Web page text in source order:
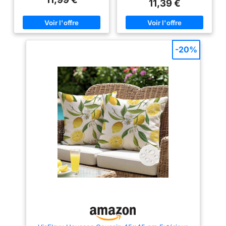
pour Salon Canapé
cm, 45 x 45 cm, 50 x 50 cm, 30
x 50 cm 【Design original】
Housses de coussin d'extérieur
à vos coussins et apporte une
touche de fraîcheur à votre
décoration intérieure. Elles
égayeront instantanément votre
canapé, votre jardin, votre
terrasse, votre piscine, votre
chambre ou votre salle à
manger. Ces coussins
décoratifs conviennent
également à une tente, une
voiture, un jardin ou une chaise.
【Matériaux imperméables pour
l'extérieur】Cette housse de
coussin dahlia d'extérieur
Confectionnée dans un tissu
facilement à la main. Protégez
Couverture D'oreillers Zippée:
Des fermetures à glissière de
haute qualité et des coutures à
double ourlet assurent la
oreiller et en le protégeant des
liquides. 100% Imperméable:
Un revêtement TPU de haute
qualité sur tous les côtés de la
housse d'oreiller, ce qui en fait
une housse d'oreiller
imperméable de haute qualité.
Doux Et Confortable: Le tissu en
jersey de polyester offre un
confort incroyable. Instructions
D'entretien: Lavable en machine
et séchage par culbutage pour
un entretien facile.
11,39 €
-20%